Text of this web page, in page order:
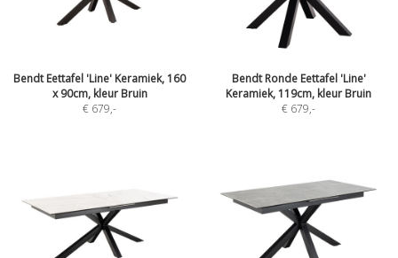
Bendt Eettafel 'Line' Keramiek, 160
x 90cm, kleur Bruin
€ 679,-
Bendt Ronde Eettafel 'Line'
Keramiek, 119cm, kleur Bruin
€ 679,-